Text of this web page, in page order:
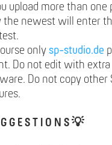
upload more than one
the newest will enter
only sp-studio.de
Do not edit with extra
Do not copy other
G E S T I O N S 💡